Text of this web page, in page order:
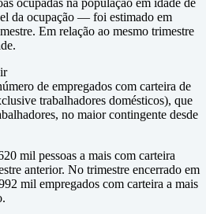
ocupadas na população em idade de
da ocupação — foi estimado em
Em relação ao mesmo trimestre
de empregados com carteira de
trabalhadores domésticos), que
no maior contingente desde
mil pessoas a mais com carteira
anterior. No trimestre encerrado em
mil empregados com carteira a mais